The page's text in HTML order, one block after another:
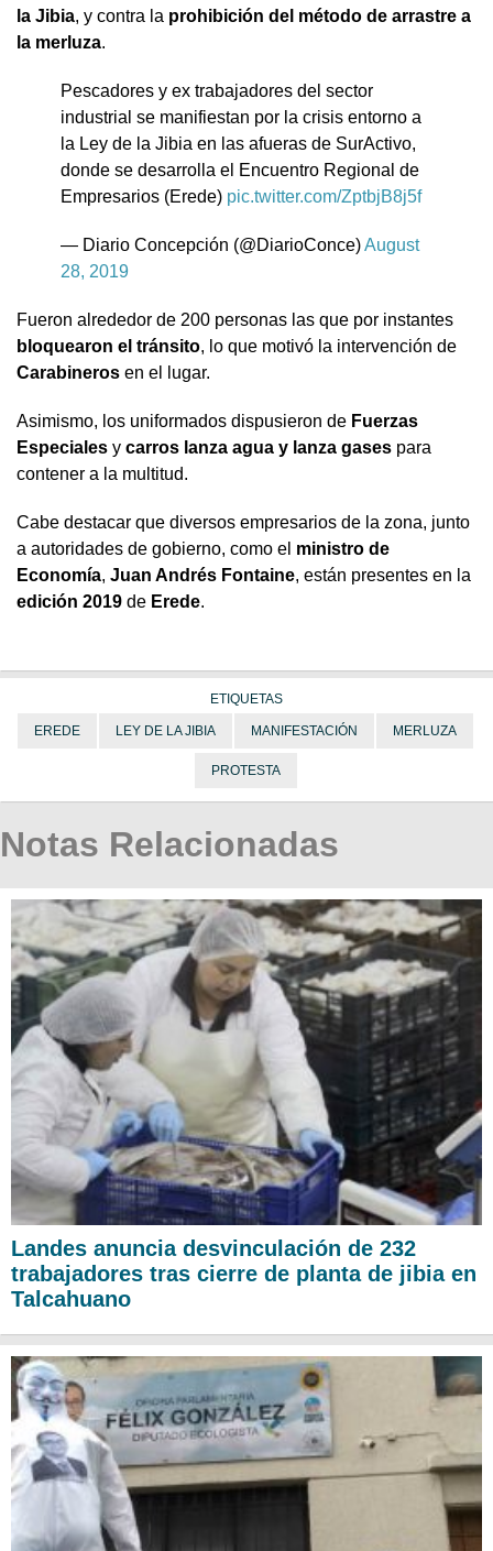
la Jibia, y contra la prohibición del método de arrastre a
la merluza.
Pescadores y ex trabajadores del sector
industrial se manifiestan por la crisis entorno a
la Ley de la Jibia en las afueras de SurActivo,
donde se desarrolla el Encuentro Regional de
Empresarios (Erede) pic.twitter.com/ZptbjB8j5f
— Diario Concepción (@DiarioConce)August
28, 2019
Fueron alrededor de 200 personas las que por instantes
bloquearon el tránsito, lo que motivó la intervención de
Carabineros en el lugar.
Asimismo, los uniformados dispusieron de Fuerzas
Especiales y carros lanza agua y lanza gases para
contener a la multitud.
Cabe destacar que diversos empresarios de la zona, junto
a autoridades de gobierno, como el ministro de
Economía, Juan Andrés Fontaine, están presentes en la
edición 2019 de Erede.
ETIQUETAS
EREDE LEY DE LA JIBIA MANIFESTACIÓN MERLUZA
PROTESTA
Notas Relacionadas
Landes anuncia desvinculación de 232
trabajadores tras cierre de planta de jibia en
Talcahuano